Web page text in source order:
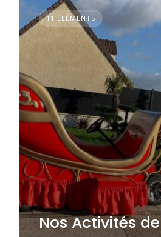
11 ÉLÉMENTS
Nos Activités